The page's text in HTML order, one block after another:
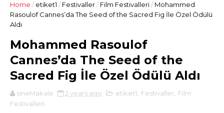
Home / etiket1 / Festivaller/ Film Festivalleri/ Mohammed
Rasoulof Cannes’da The Seed of the Sacred Fig İle Özel Ödülü
Aldı
Mohammed Rasoulof
Cannes’da The Seed of the
Sacred Fig İle Özel Ödülü Aldı
sineMakale 2 years ago etiket1 Festivaller
Film
Festivalleri